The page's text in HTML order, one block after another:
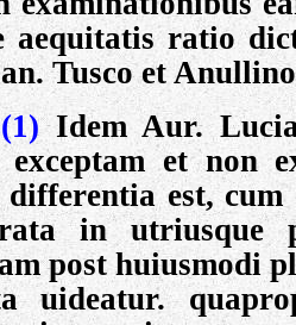
aequitatis ratio
Tusco et
Idem Aur.
exceptam et non
est, cum
in utriusque
post huiusmodi
uideatur.